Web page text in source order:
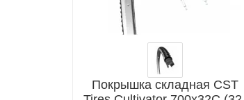
Покрышка складная CST